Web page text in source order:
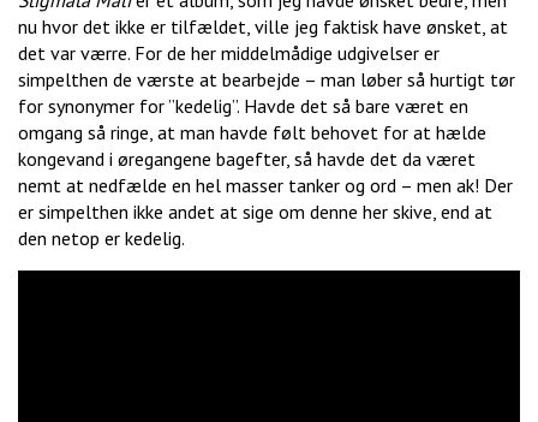
nu hvor det ikke er tilfældet, ville jeg faktisk have ønsket, at
det var værre. For de her middelmådige udgivelser er
simpelthen de værste at bearbejde – man løber så hurtigt tør
for synonymer for ”kedelig”. Havde det så bare været en
omgang så ringe, at man havde følt behovet for at hælde
kongevand i øregangene bagefter, så havde det da været
nemt at nedfælde en hel masser tanker og ord – men ak! Der
er simpelthen ikke andet at sige om denne her skive, end at
den netop er kedelig.